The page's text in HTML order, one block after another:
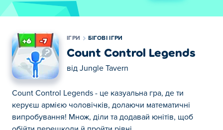
ІГРИ БІГОВІ ІГРИ
Count Control Legends
від Jungle Tavern
Count Control Legends - це казуальна гра, де ти
керуєш армією чоловічків, долаючи математичні
випробування! Множ, діли та додавай юнітів, щоб